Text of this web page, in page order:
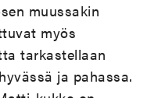
muussakin
myös
tarkastellaan
ja pahassa.